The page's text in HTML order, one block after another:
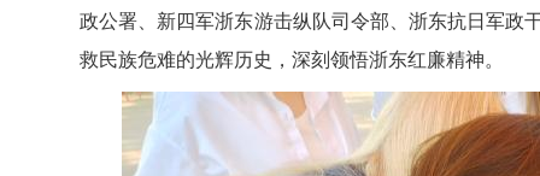
政公署、新四军浙东游击纵队司令部、浙东抗日军政
救民族危难的光辉历史，深刻领悟浙东红廉精神。